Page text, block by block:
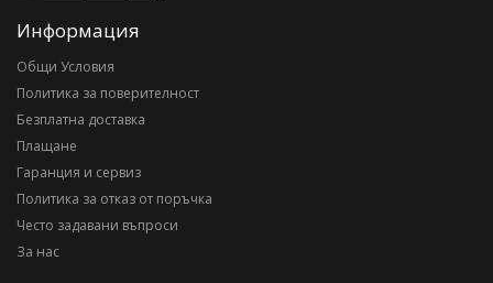
Информация
Общи Условия
Политика за поверителност
Безплатна доставка
Плащане
Гаранция и сервиз
Политика за отказ от поръчка
Често задавани въпроси
За нас